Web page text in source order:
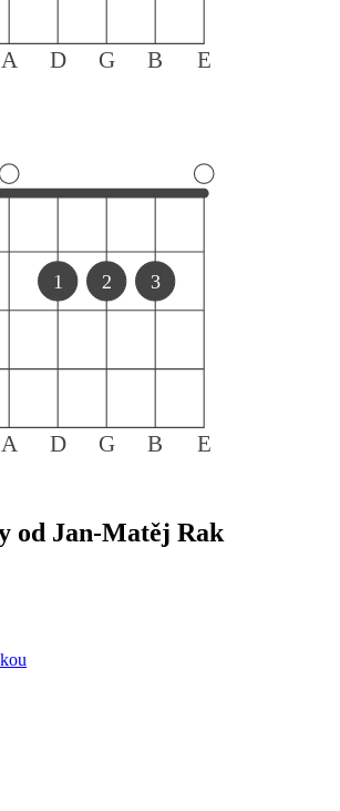
A D G B E
A D G B E
1 2 3
od Jan-Matěj Rak